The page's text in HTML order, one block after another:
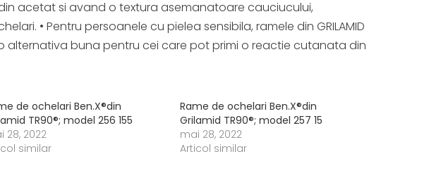
acetat si avand o textura asemanatoare cauciucului,
• Pentru persoanele cu pielea sensibila, ramele din GRILAMID
alternativa buna pentru cei care pot primi o reactie cutanata din
de ochelari Ben.X®din
TR90®; model 256 155
28, 2022
similar
Rame de ochelari Ben.X®din
Grilamid TR90®; model 257 15
mai 28, 2022
Articol similar